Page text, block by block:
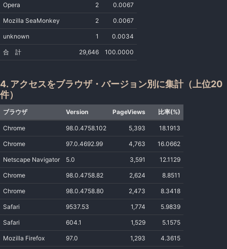
Opera 2 0.0067
Mozilla SeaMonkey 2 0.0067
unknown 1 0.0034
合 計 29,646 100.0000
4. アクセスをブラウザ・バージョン別に集計（上位20
件）
ブラウザ Version PageViews 比率(%)
Chrome 98.0.4758.102 5,393 18.1913
Chrome 97.0.4692.99 4,763 16.0662
Netscape Navigator 5.0 3,591 12.1129
Chrome 98.0.4758.82 2,624 8.8511
Chrome 98.0.4758.80 2,473 8.3418
Safari 9537.53 1,774 5.9839
Safari 604.1 1,529 5.1575
Mozilla Firefox 97.0 1,293 4.3615